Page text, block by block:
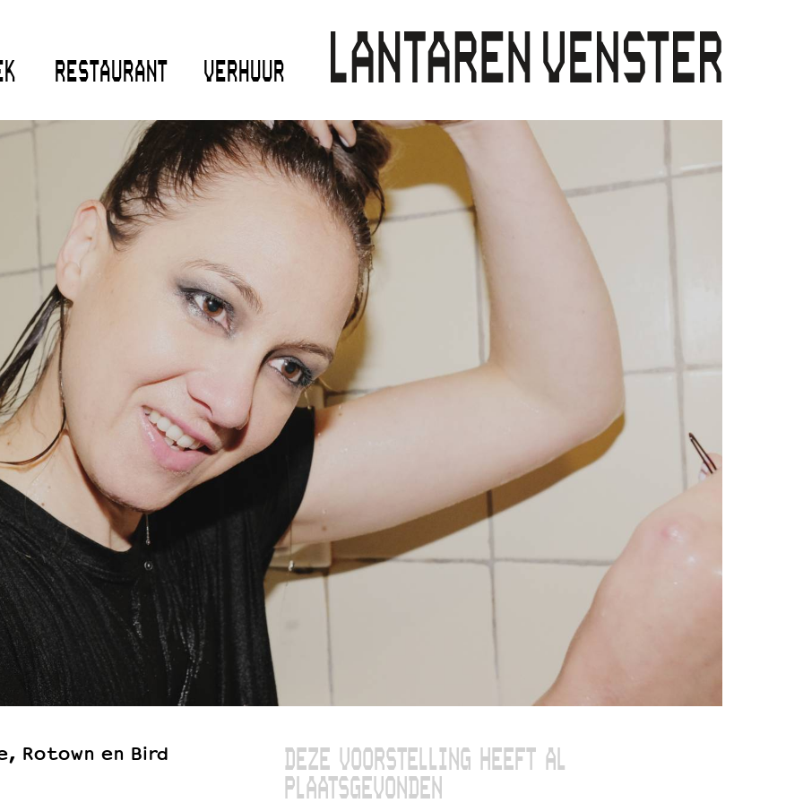
RESTAURANT VERHUUR
Rotown en Bird
DEZE VOORSTELLING HEEFT AL
PLAATSGEVONDEN